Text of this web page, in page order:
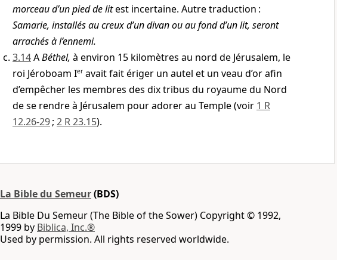
morceau d’un pied de litest incertaine. Autre traduction :
Samarie, installés au creux d’un divan ou au fond d’un lit, seront
arrachés à l’ennemi.
3.14ABéthel, à environ 15 kilomètres au nord de Jérusalem, le
roi Jéroboam Ier avait fait ériger un autel et un veau d’or afin
d’empêcher les membres des dix tribus du royaume du Nord
de se rendre à Jérusalem pour adorer au Temple (voir 1 R
12.26-29; 2 R 23.15).
La Bible du Semeur(BDS)
La Bible Du Semeur (The Bible of the Sower) Copyright © 1992,
1999 by Biblica, Inc.®
Used by permission. All rights reserved worldwide.